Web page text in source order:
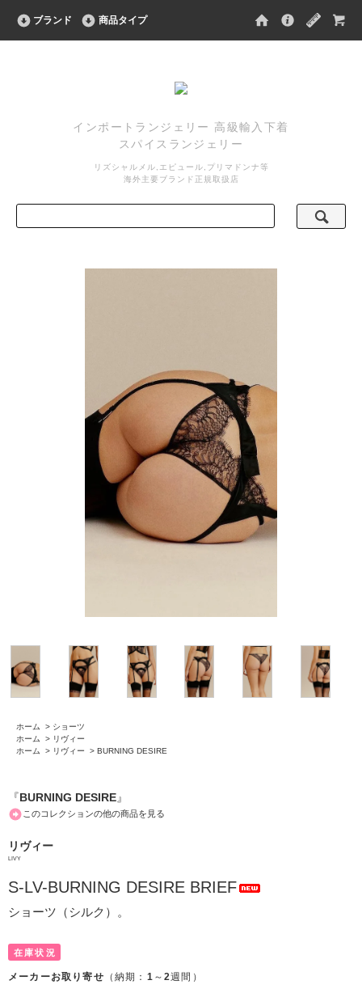
ブランド 商品タイプ
インポートランジェリー 高級輸入下着
スパイスランジェリー
リズシャルメル,エピュール,プリマドンナ等
海外主要ブランド正規取扱店
ホーム > ショーツ
ホーム
> リヴィー
ホーム
> リヴィー > BURNING DESIRE
『BURNING DESIRE』
このコレクションの他の商品を見る
リヴィー
LIVY
S-LV-BURNING DESIRE BRIEF
ショーツ（シルク）。
在庫状況
メーカーお取り寄せ （納期： 1 ～2週間）